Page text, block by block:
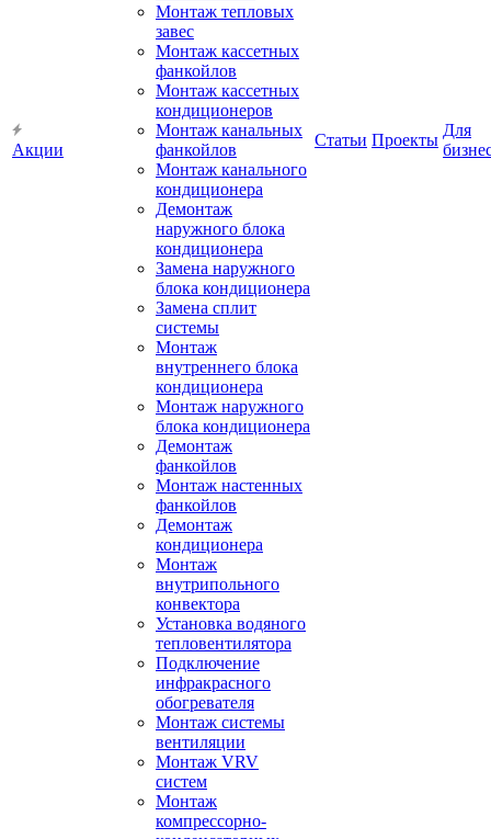
Акции
Монтаж тепловых
завес
Монтаж кассетных
фанкойлов
Монтаж кассетных
кондиционеров
Монтаж канальных
фанкойлов
Монтаж канального
кондиционера
Демонтаж
наружного блока
кондиционера
Замена наружного
блока кондиционера
Замена сплит
системы
Монтаж
внутреннего блока
кондиционера
Монтаж наружного
блока кондиционера
Демонтаж
фанкойлов
Монтаж настенных
фанкойлов
Демонтаж
кондиционера
Монтаж
внутрипольного
конвектора
Установка водяного
тепловентилятора
Подключение
инфракрасного
обогревателя
Монтаж системы
вентиляции
Монтаж VRV
систем
Монтаж
компрессорно-
Статьи Проекты
Для